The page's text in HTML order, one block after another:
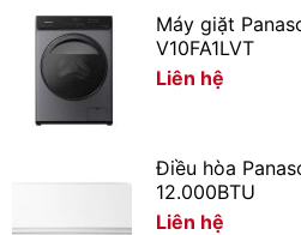
Máy giặt
V10FA1LVT
Liên hệ
Điều hòa
12.000BTU
Liên hệ